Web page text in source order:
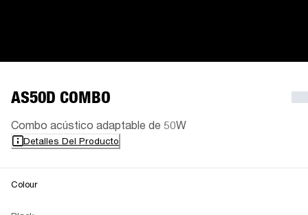
AS50D COMBO
Combo acústico adaptable de 50W
Detalles Del Producto
Colour